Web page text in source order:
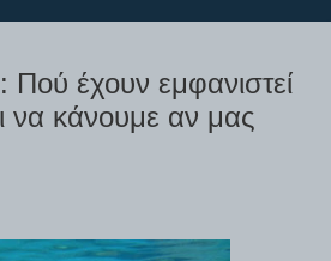
έχουν εμφανιστεί
να κάνουμε αν μας